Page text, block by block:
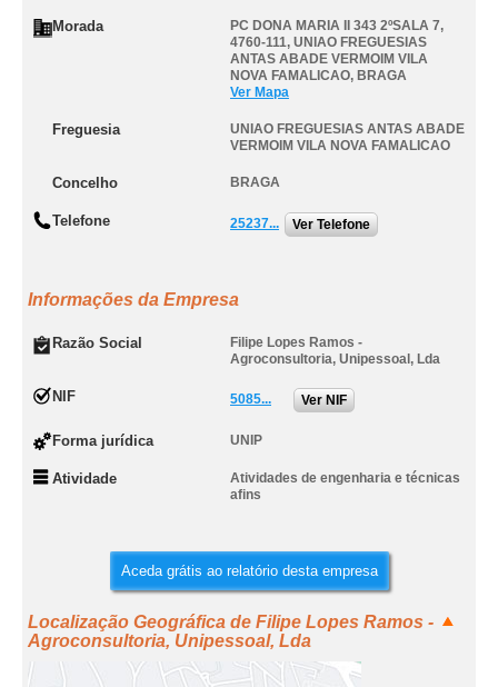
Morada
PC DONA MARIA II 343 2ºSALA 7,
4760-111, UNIAO FREGUESIAS
ANTAS ABADE VERMOIM VILA
NOVA FAMALICAO, BRAGA
Ver Mapa
Freguesia
UNIAO FREGUESIAS ANTAS ABADE
VERMOIM VILA NOVA FAMALICAO
Concelho BRAGA
Telefone 25237... Ver Telefone
Informações da Empresa
Razão Social
Filipe Lopes Ramos -
Agroconsultoria, Unipessoal, Lda
NIF 5085... Ver NIF
Forma jurídica UNIP
Atividade
Atividades de engenharia e técnicas
afins
Aceda grátis ao relatório desta empresa
Localização Geográfica de Filipe Lopes Ramos -
Agroconsultoria, Unipessoal, Lda